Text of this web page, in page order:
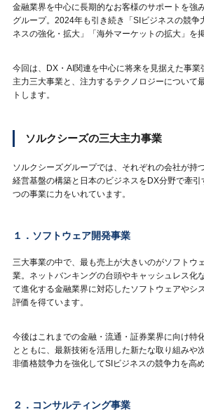
金融業界を中心に長期的なお客様のサポートを強
グループ。2024年も引き続き「SIビジネスの競争
ネスの強化・拡大」「海外マーケットの拡大」を
今回は、DX・AI関連を中心に将来を見据えた事
主力三大事業と、注力するテクノロジーについて
トします。
ソルクシーズの三大主力事業
ソルクシーズグループでは、それぞれの会社が持
経営基盤の構築と日本のビジネスをDX分野で牽
つの事業に力をいれています。
１．ソフトウェア開発事業
三大事業の中で、最も売上が大きいのがソフトウ
業。ネットバンキングの台頭やキャッシュレス化
て進化する金融業界に対応したソフトウェアやシ
評価を得ています。
今後はこれまでの金融・流通・証券業界に向け特
とともに、最新技術を活用した新たな取り組みや
非価格競争力を強化してSIビジネスの競争力を高
２．コンサルティング事業